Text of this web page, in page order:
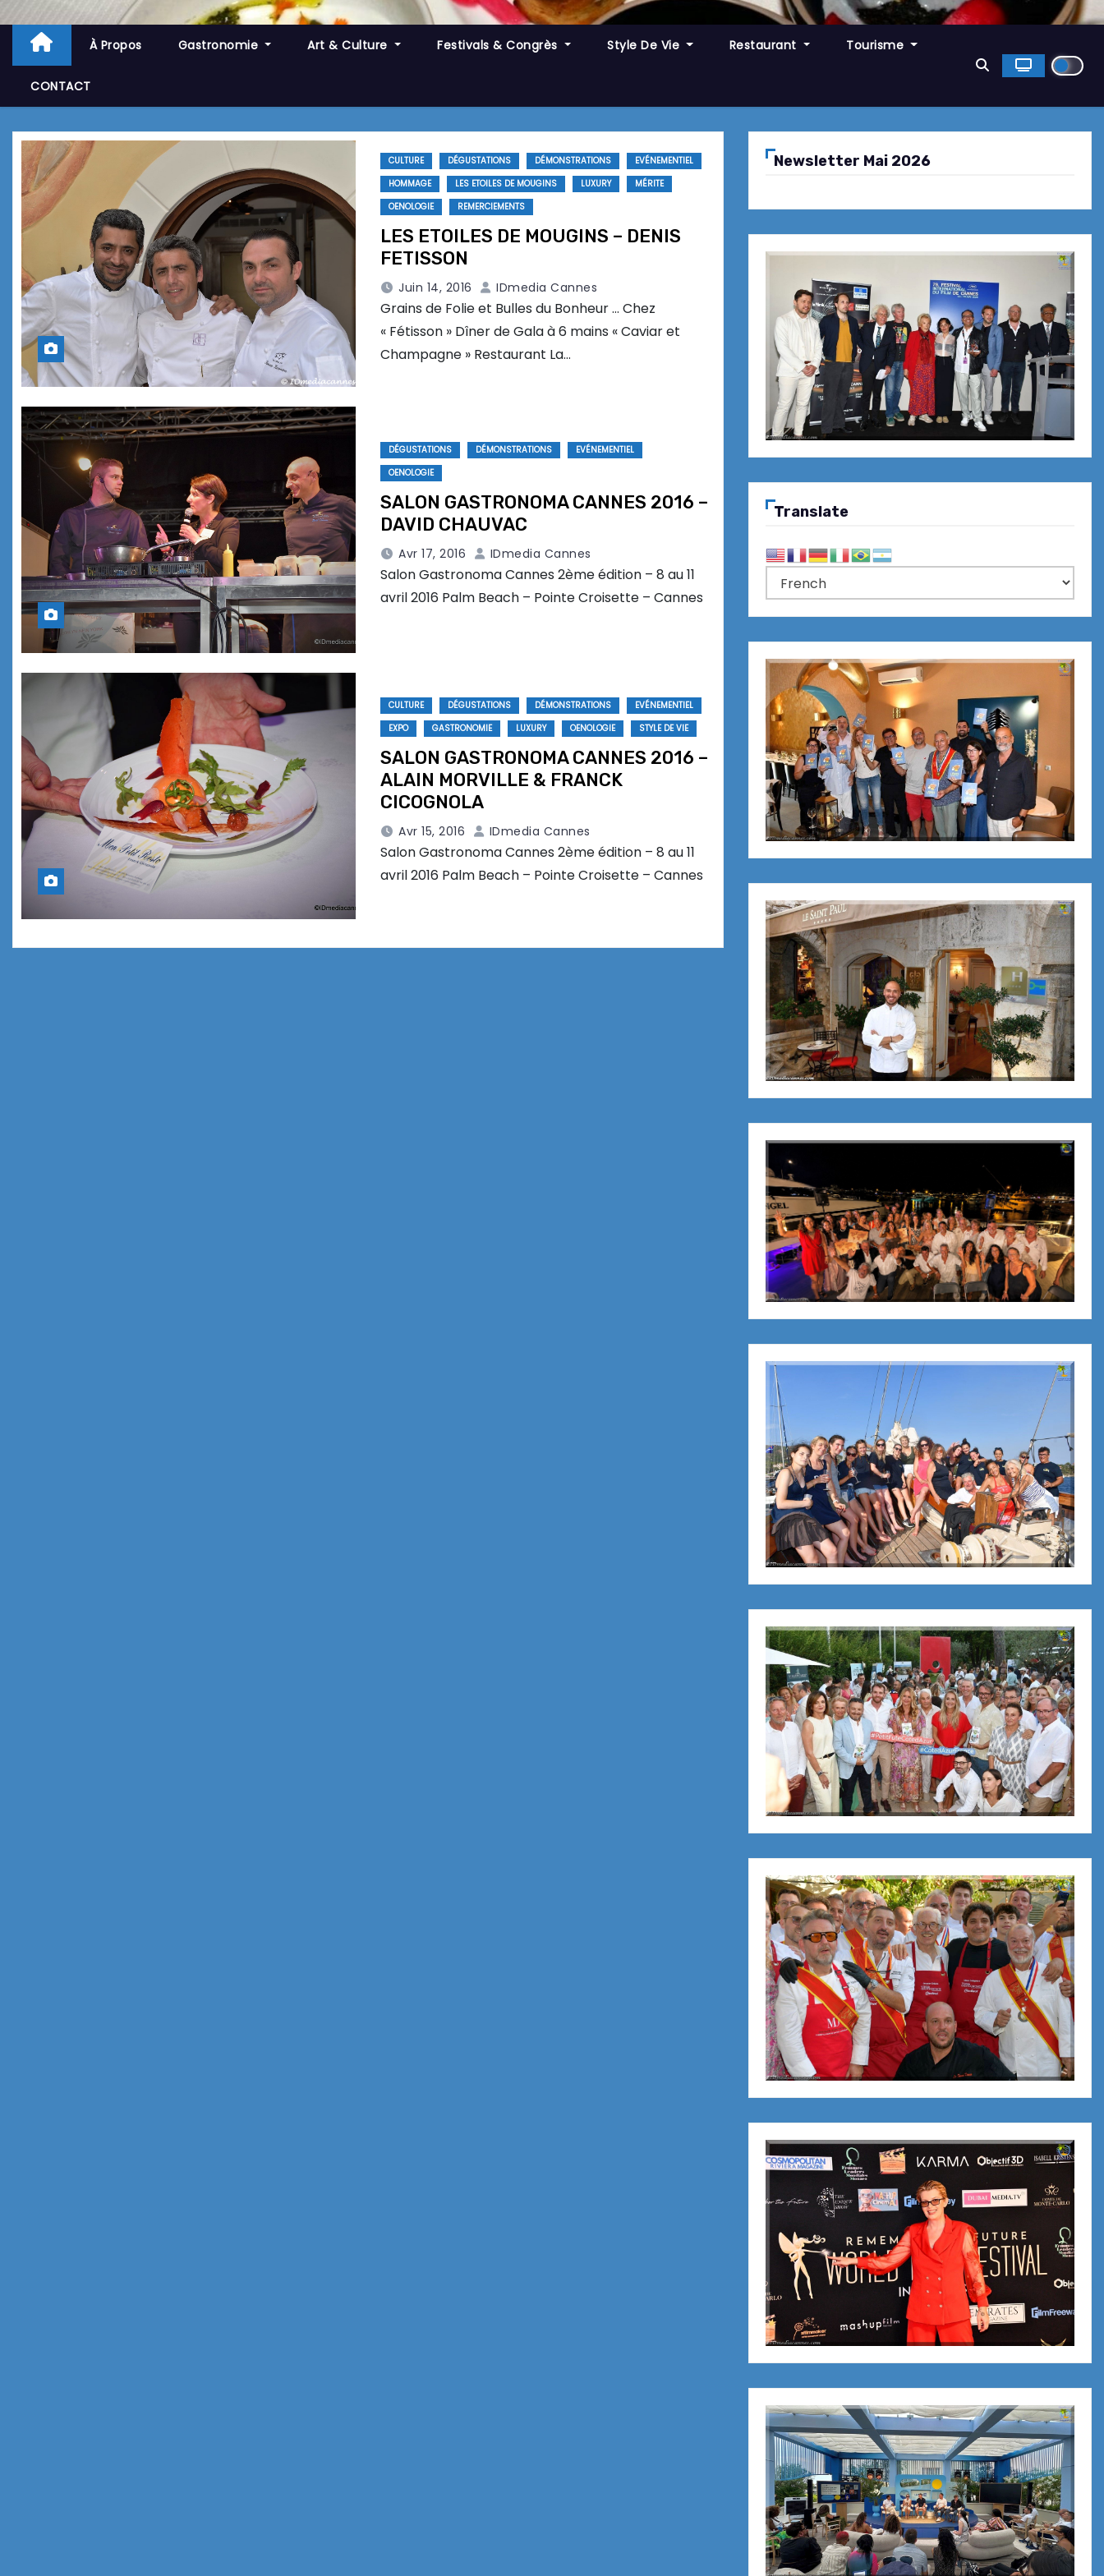
À Propos Gastronomie Art & Culture Festivals & Congrès Style De Vie Restaurant Tourisme
CONTACT
CULTURE DÉGUSTATIONS DÉMONSTRATIONS
EVÉNEMENTIEL
HOMMAGE
LES ETOILES DE MOUGINS LUXURY
MÉRITE
OENOLOGIE
REMERCIEMENTS
LES ETOILES DE MOUGINS – DENIS
FETISSON
Juin 14, 2016 IDmedia Cannes
Grains de Folie et Bulles du Bonheur … Chez
« Fétisson » Dîner de Gala à 6 mains « Caviar et
Champagne » Restaurant La…
DÉGUSTATIONS DÉMONSTRATIONS
EVÉNEMENTIEL
OENOLOGIE
SALON GASTRONOMA CANNES 2016 –
DAVID CHAUVAC
Avr 17, 2016 IDmedia Cannes
Salon Gastronoma Cannes 2ème édition – 8 au 11
avril 2016 Palm Beach – Pointe Croisette – Cannes
CULTURE DÉGUSTATIONS DÉMONSTRATIONS
EVÉNEMENTIEL
EXPO
GASTRONOMIE LUXURY OENOLOGIE STYLE DE VIE
SALON GASTRONOMA CANNES 2016 –
ALAIN MORVILLE & FRANCK
CICOGNOLA
Avr 15, 2016 IDmedia Cannes
Salon Gastronoma Cannes 2ème édition – 8 au 11
avril 2016 Palm Beach – Pointe Croisette – Cannes
Newsletter Mai 2026
Translate